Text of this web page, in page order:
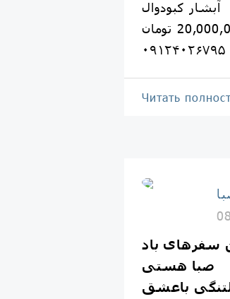
آبشار کبودوال
Читать
سفرهای باد
صبا هستی
باعشق